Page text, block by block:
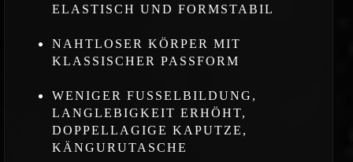
ELASTISCH UND FORMSTABIL
NAHTLOSER KÖRPER MIT
KLASSISCHER PASSFORM
WENIGER FUSSELBILDUNG,
LANGLEBIGKEIT ERHÖHT,
DOPPELLAGIGE KAPUTZE,
KÄNGURUTASCHE